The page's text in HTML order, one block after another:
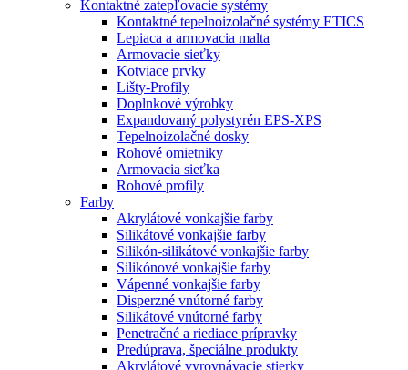
Kontaktné zatepľovacie systémy
Kontaktné tepelnoizolačné systémy ETICS
Lepiaca a armovacia malta
Armovacie sieťky
Kotviace prvky
Lišty-Profily
Doplnkové výrobky
Expandovaný polystyrén EPS-XPS
Tepelnoizolačné dosky
Rohové omietniky
Armovacia sieťka
Rohové profily
Farby
Akrylátové vonkajšie farby
Silikátové vonkajšie farby
Silikón-silikátové vonkajšie farby
Silikónové vonkajšie farby
Vápenné vonkajšie farby
Disperzné vnútorné farby
Silikátové vnútorné farby
Penetračné a riediace prípravky
Predúprava, špeciálne produkty
Akrylátové vyrovnávacie stierky